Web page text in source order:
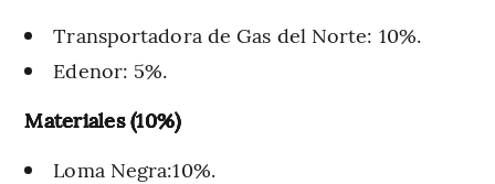
Transportadora de Gas del Norte: 10%.
Edenor: 5%.
Materiales (10%)
Loma Negra:10%.